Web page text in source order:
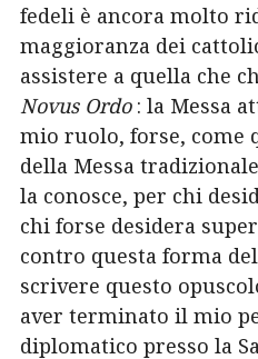
fedeli è ancora molto
maggioranza dei
assistere a quella che
Novus Ordo: la Messa
mio ruolo, forse, come
della Messa
la conosce, per chi
chi forse desidera
contro questa forma
scrivere questo
aver terminato il mio
diplomatico presso la